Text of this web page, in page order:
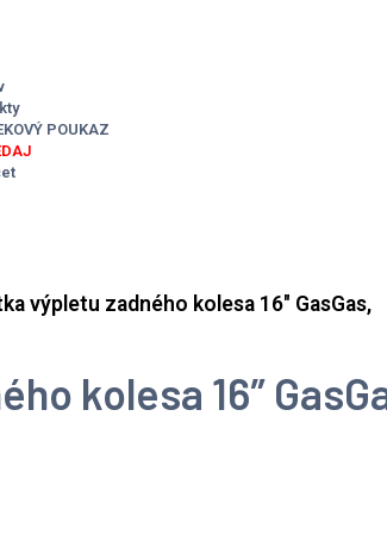
POUKAZ
výpletu zadného kolesa 16″ GasGas,
kolesa 16″